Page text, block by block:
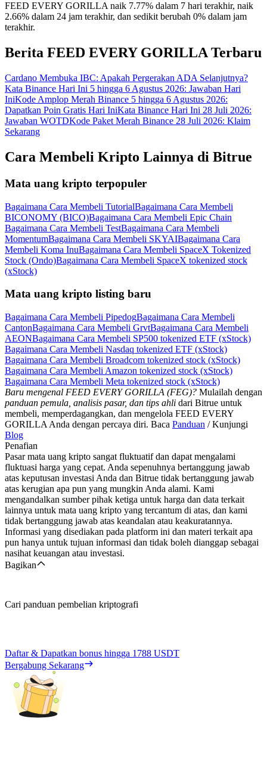
FEED EVERY GORILLA naik 7.77% dalam 7 hari terakhir, naik
2.66% dalam 24 jam terakhir, dan sedikit berubah 0% dalam jam
terakhir.
Berita FEED EVERY GORILLA Terbaru
Cardano Membuka IBC: Apakah Pergerakan ADA Selanjutnya?
Kata Binance Hari Ini 5 hingga 6 Agustus 2026: Jawaban Hari
IniKode Amplop Merah Binance 5 hingga 6 Agustus 2026:
Dapatkan Poin Gratis Hari IniKata Binance Hari Ini 28 Juli 2026:
Jawaban WOTDKode Paket Merah Binance 28 Juli 2026: Klaim
Sekarang
Cara Membeli Kripto Lainnya di Bitrue
Mata uang kripto terpopuler
Bagaimana Cara Membeli TutorialBagaimana Cara Membeli
BICONOMY (BICO)Bagaimana Cara Membeli Epic Chain
Bagaimana Cara Membeli TestBagaimana Cara Membeli
MomentumBagaimana Cara Membeli SKYAIBagaimana Cara
Membeli Koma InuBagaimana Cara Membeli SpaceX Tokenized
Stock (Ondo)Bagaimana Cara Membeli SpaceX tokenized stock
(xStock)
Mata uang kripto listing baru
Bagaimana Cara Membeli PipedogBagaimana Cara Membeli
CantonBagaimana Cara Membeli GrvtBagaimana Cara Membeli
AEONBagaimana Cara Membeli SP500 tokenized ETF (xStock)
Bagaimana Cara Membeli Nasdaq tokenized ETF (xStock)
Bagaimana Cara Membeli Broadcom tokenized stock (xStock)
Bagaimana Cara Membeli Amazon tokenized stock (xStock)
Bagaimana Cara Membeli Meta tokenized stock (xStock)
Baru mengenal FEED EVERY GORILLA (FEG)? Mulailah dengan
panduan pemula, analisis pasar, dan tips ahli dari Bitrue untuk
membeli, memperdagangkan, dan mengelola FEED EVERY
GORILLA Anda dengan percaya diri. Baca Panduan / Kunjungi
Blog
Penafian
Pasar mata uang kripto sangat fluktuatif dan dapat mengalami
fluktuasi harga yang cepat. Anda sepenuhnya bertanggung jawab
atas keputusan investasi Anda dan Bitrue tidak bertanggung jawab
atas kerugian apa pun yang mungkin Anda alami. Kami
mengandalkan sumber pihak ketiga untuk harga dan data terkait
lainnya untuk mata uang kripto yang tercantum di atas, dan kami
tidak bertanggung jawab atas keandalan atau keakuratannya.
Informasi yang disediakan pada platform ini dan materi terkait apa
pun hanya untuk tujuan informasi dan tidak boleh dianggap sebagai
nasihat keuangan atau investasi.
Bagikan
Cari panduan pembelian kriptografi
Daftar & Dapatkan bonus hingga 1788 USDT
Bergabung Sekarang